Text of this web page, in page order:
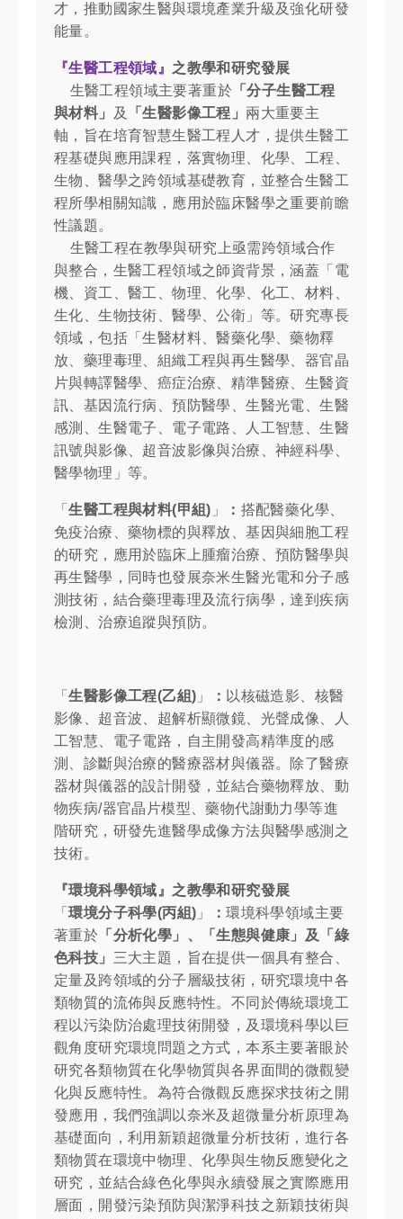
才，推動國家生醫與環境產業升級及強化研發
能量。
『生醫工程領域』 之教學和研究發展
生醫工程領域主要著重於 「分子生醫工程
與材料」
及 「生醫影像工程」 兩大重要主
軸，旨在培育智慧生醫工程人才，提供生醫工
程基礎與應用課程，落實物理、化學、工程、
生物、醫學之跨領域基礎教育，並整合生醫工
程所學相關知識，應用於臨床醫學之重要前瞻
性議題。
生醫工程在教學與研究上亟需跨領域合作
與整合，生醫工程領域之師資背景，涵蓋「電
機、資工、醫工、物理、化學、化工、材料、
生化、生物技術、醫學、公衛」等。研究專長
領域，包括「生醫材料、醫藥化學、藥物釋
放、藥理毒理、組織工程與再生醫學、器官晶
片與轉譯醫學、癌症治療、精準醫療、生醫資
訊、基因流行病、預防醫學、生醫光電、生醫
感測、生醫電子、電子電路、人工智慧、生醫
訊號與影像、超音波影像與治療、神經科學、
醫學物理」等。
「生醫工程與材料(甲組) 」 ： 搭配醫藥化學、
免疫治療、藥物標的與釋放、基因與細胞工程
的研究，應用於臨床上腫瘤治療、預防醫學與
再生醫學，同時也發展奈米生醫光電和分子感
測技術，結合藥理毒理及流行病學，達到疾病
檢測、治療追蹤與預防。
「生醫影像工程(乙組) 」 ： 以核磁造影、核醫
影像、超音波、超解析顯微鏡、光聲成像、人
工智慧、電子電路，自主開發高精準度的感
測、診斷與治療的醫療器材與儀器。除了醫療
器材與儀器的設計開發，並結合藥物釋放、動
物疾病/器官晶片模型、藥物代謝動力學等進
階研究，研發先進醫學成像方法與醫學感測之
技術。
『環境科學領域』 之教學和研究發展
「環境分子科學(丙組) 」 ：環境科學領域主要
著重於 「分析化學」、「生態與健康」及「綠
色科技」 三大主題，旨在提供一個具有整合、
定量及跨領域的分子層級技術，研究環境中各
類物質的流佈與反應特性。不同於傳統環境工
程以污染防治處理技術開發，及環境科學以巨
觀角度研究環境問題之方式，本系主要著眼於
研究各類物質在化學物質與各界面間的微觀變
化與反應特性。為符合微觀反應探求技術之開
發應用，我們強調以奈米及超微量分析原理為
基礎面向，利用新穎超微量分析技術，進行各
類物質在環境中物理、化學與生物反應變化之
研究，並結合綠色化學與永續發展之實際應用
層面，開發污染預防與潔淨科技之新穎技術與